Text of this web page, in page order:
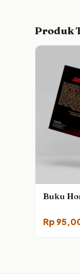
Produk
Buku
Rp